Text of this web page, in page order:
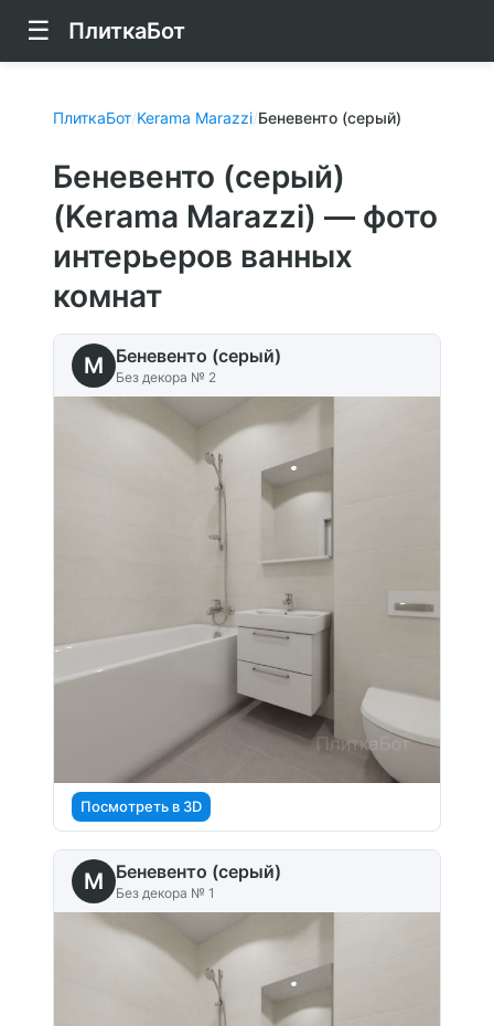
☰ ПлиткаБот
ПлиткаБот/Kerama Marazzi/Беневенто (серый)
Беневенто (серый)
(Kerama Marazzi) — фото
интерьеров ванных
комнат
M Беневенто (серый)
Без декора № 2
Посмотреть в 3D
M Беневенто (серый)
Без декора № 1